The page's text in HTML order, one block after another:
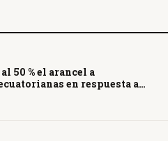
50 % el arancel a
en respuesta a